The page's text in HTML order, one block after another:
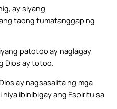
ay siyang
taong tumatanggap ng
patotoo ay naglagay
Dios ay totoo.
ay nagsasalita ng mga
niya ibinibigay ang Espiritu sa